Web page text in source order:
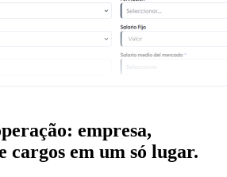
empresa,
cargos em um só lugar.